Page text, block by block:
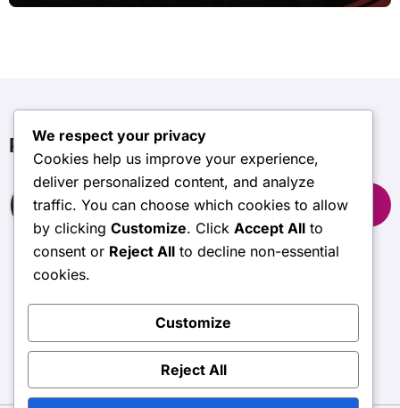
Pesquisar
Search
for:
alentejodigital.pt
We respect your privacy
Cookies help us improve your experience,
deliver personalized content, and analyze
traffic. You can choose which cookies to allow
by clicking Customize. Click Accept All to
consent or Reject All to decline non-essential
cookies.
Customize
Reject All